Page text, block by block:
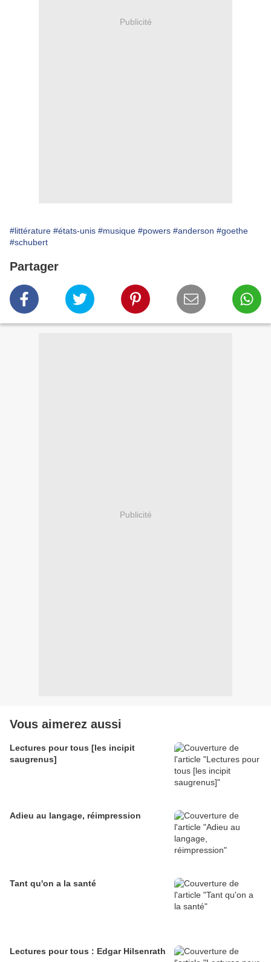
Publicité
#littérature #états-unis #musique #powers #anderson #goethe
#schubert
Partager
Publicité
Vous aimerez aussi
Lectures pour tous [les incipit
saugrenus]
Adieu au langage, réimpression
Tant qu'on a la santé
Lectures pour tous : Edgar Hilsenrath